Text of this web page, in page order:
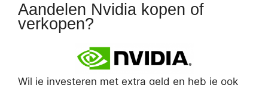
Aandelen Nvidia kopen of
verkopen?
Wil je investeren met extra geld en heb je ook